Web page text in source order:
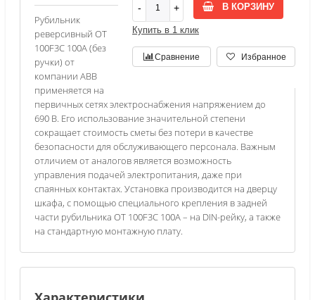
В КОРЗИНУ
Купить в 1 клик
Сравнение Избранное
Рубильник
реверсивный OT
100F3C 100А (без
ручки) от
компании ABB
применяется на
первичных сетях электроснабжения напряжением до
690 В. Его использование значительной степени
сокращает стоимость сметы без потери в качестве
безопасности для обслуживающего персонала. Важным
отличием от аналогов является возможность
управления подачей электропитания, даже при
спаянных контактах. Установка производится на дверцу
шкафа, с помощью специального крепления в задней
части рубильника OT 100F3C 100А – на DIN-рейку, а также
на стандартную монтажную плату.